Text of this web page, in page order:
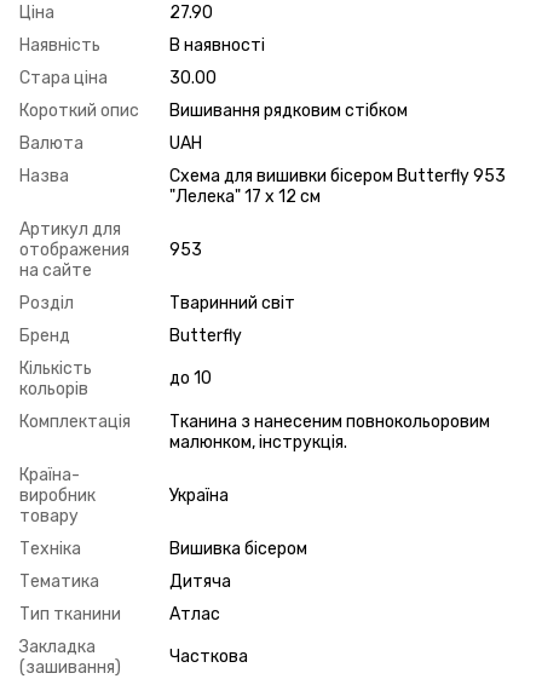
Ціна
27.90
Наявність
В наявності
Стара ціна
30.00
Короткий опис
Вишивання рядковим стібком
Валюта
UAH
Назва
Схема для вишивки бісером Butterfly 953
"Лелека" 17 х 12 см
Артикул для
отображения
на сайте
953
Розділ
Тваринний світ
Бренд
Butterfly
Кількість
кольорів
до 10
Комплектація
Тканина з нанесеним повнокольоровим
малюнком, інструкція.
Країна-
виробник
товару
Україна
Техніка
Вишивка бісером
Тематика
Дитяча
Тип тканини
Атлас
Закладка
(зашивання)
Часткова